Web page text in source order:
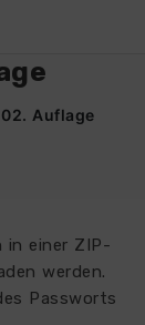
Auflage
in einer ZIP-
werden.
Passworts